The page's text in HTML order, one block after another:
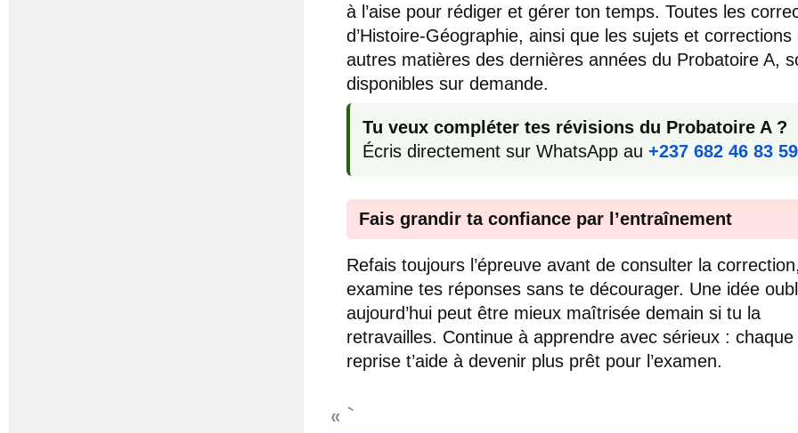
à l’aise pour rédiger et gérer ton temps. Toutes les
d’Histoire-Géographie, ainsi que les sujets et corrections
autres matières des dernières années du Probatoire A,
disponibles sur demande.
Tu veux compléter tes révisions du Probatoire A ?
Écris directement sur WhatsApp au +237 682 46 83 59
Fais grandir ta confiance par l’entraînement
Refais toujours l’épreuve avant de consulter la
examine tes réponses sans te décourager. Une idée
aujourd’hui peut être mieux maîtrisée demain si tu la
retravailles. Continue à apprendre avec sérieux : chaque
reprise t’aide à devenir plus prêt pour l’examen.
« `